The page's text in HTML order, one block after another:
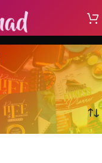
6 résultats affichés